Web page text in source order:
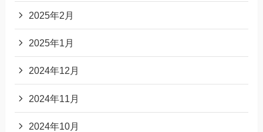
2025年2月
2025年1月
2024年12月
2024年11月
2024年10月